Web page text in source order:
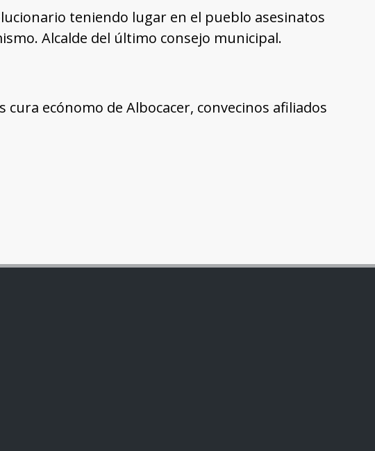
teniendo lugar en el pueblo asesinatos
Alcalde del último consejo municipal.
ecónomo de Albocacer, convecinos afiliados